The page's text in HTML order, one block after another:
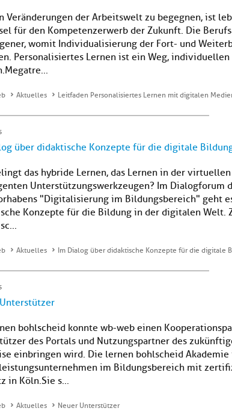
Veränderungen der Arbeitswelt zu begegnen, ist
für den Kompetenzerwerb der Zukunft. Die
womit Individualisierung der Fort- und
Personalisiertes Lernen ist ein Weg,
Aktuelles Leitfaden Personalisiertes Lernen mit digitalen
über didaktische Konzepte für die digitale
das hybride Lernen, das Lernen in der
Unterstützungswerkzeugen? Im Dialogforum
"Digitalisierung im Bildungsbereich" geht
Konzepte für die Bildung in der digitalen Welt.
Aktuelles Im Dialog über didaktische Konzepte für die digitale
bohlscheid konnte wb-web einen
des Portals und Nutzungspartner des
einbringen wird. Die lernen bohlscheid
im Bildungsbereich mit
in Köln.Sie s...
Aktuelles Neuer Unterstützer